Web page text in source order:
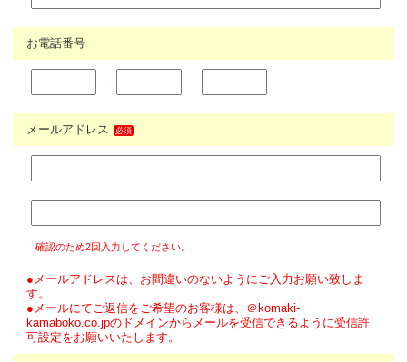
お電話番号
- -
メールアドレス 必須
確認のため2回入力してください。
●メールアドレスは、お間違いのないようにご入力お願い致しま
す。
●メールにてご返信をご希望のお客様は、＠komaki-
kamaboko.co.jpのドメインからメールを受信できるように受信許
可設定をお願いいたします。